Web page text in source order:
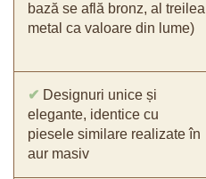
bază se află bronz, al treilea
metal ca valoare din lume)
✔ Designuri unice și
elegante, identice cu
piesele similare realizate în
aur masiv